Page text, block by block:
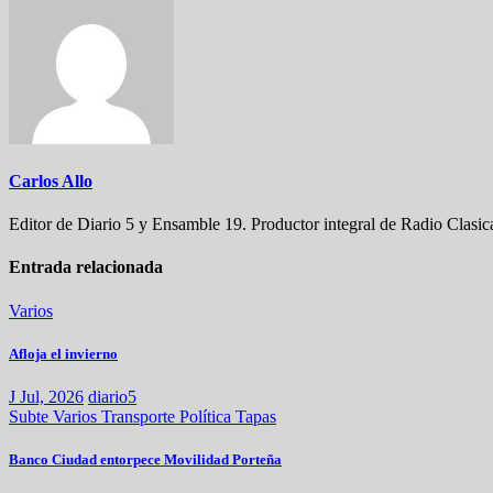
Carlos Allo
Editor de Diario 5 y Ensamble 19. Productor integral de Radio
Entrada relacionada
Varios
Afloja el invierno
J Jul, 2026 diario5
Subte Varios Transporte Política Tapas
Banco Ciudad entorpece Movilidad Porteña